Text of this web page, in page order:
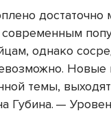
достаточно
однако
Новые
темы,
Губина. —